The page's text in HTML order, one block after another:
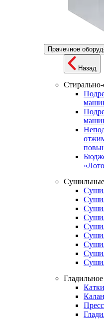
Прачечное
Назад